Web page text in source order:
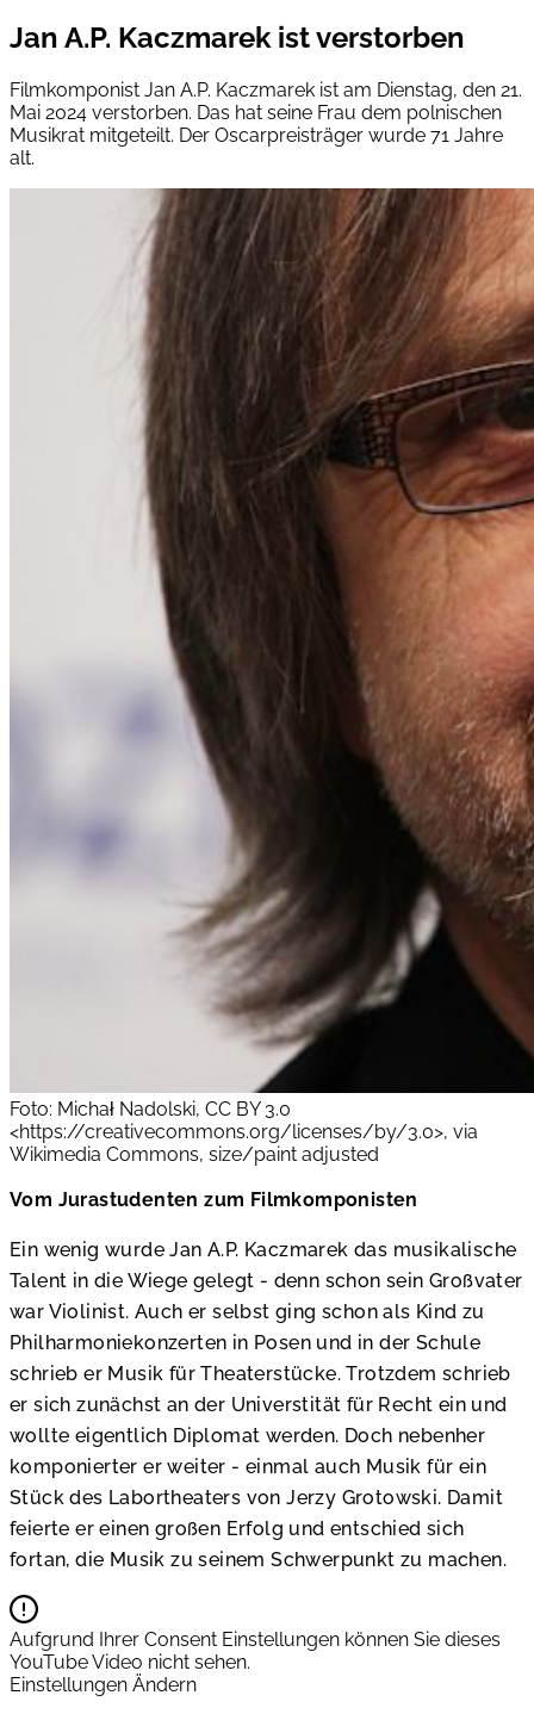
Jan A.P. Kaczmarek ist verstorben
Filmkomponist Jan A.P. Kaczmarek ist am Dienstag, den 21.
Mai 2024 verstorben. Das hat seine Frau dem polnischen
Musikrat mitgeteilt. Der Oscarpreisträger wurde 71 Jahre
alt.
Foto: Michał Nadolski, CC BY 3.0
<https://creativecommons.org/licenses/by/3.0>, via
Wikimedia Commons, size/paint adjusted
Vom Jurastudenten zum Filmkomponisten
Ein wenig wurde Jan A.P. Kaczmarek das musikalische
Talent in die Wiege gelegt - denn schon sein Großvater
war Violinist. Auch er selbst ging schon als Kind zu
Philharmoniekonzerten in Posen und in der Schule
schrieb er Musik für Theaterstücke. Trotzdem schrieb
er sich zunächst an der Universtität für Recht ein und
wollte eigentlich Diplomat werden. Doch nebenher
komponierter er weiter - einmal auch Musik für ein
Stück des Labortheaters von Jerzy Grotowski. Damit
feierte er einen großen Erfolg und entschied sich
fortan, die Musik zu seinem Schwerpunkt zu machen.
Aufgrund Ihrer Consent Einstellungen können Sie dieses
YouTube Video nicht sehen.
Einstellungen Ändern